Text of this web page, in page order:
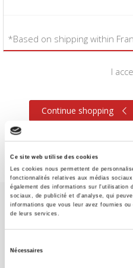
Ce site web utilise des cookies
Les cookies nous permettent de
fonctionnalités relatives aux médias
également des informations sur l'utilisation
sociaux, de publicité et d'analyse, qui
informations que vous leur avez fournies
de leurs services.
Nécessaires
*Based on shipping within
I
Continue shopping
SCIENCES PO UNIVERSITY